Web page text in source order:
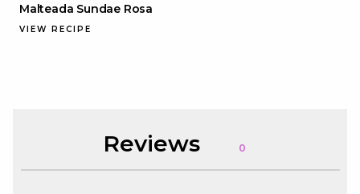
Malteada Sundae Rosa
VIEW RECIPE
Reviews 0